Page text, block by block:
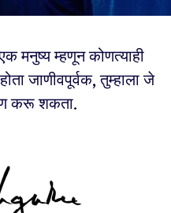
मनुष्य म्हणून कोणत्याही
जाणीवपूर्वक, तुम्हाला जे
करू शकता.